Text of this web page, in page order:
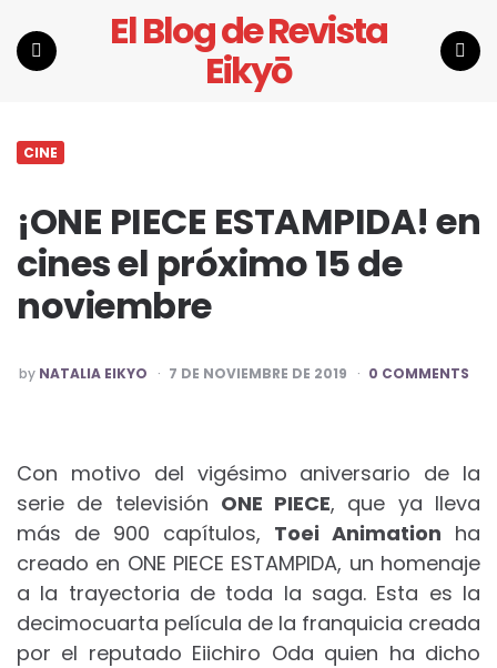
El Blog de Revista
Eikyō
CINE
¡ONE PIECE ESTAMPIDA! en
cines el próximo 15 de
noviembre
POSTED
BY
by NATALIA EIKYO 7 DE NOVIEMBRE DE 2019 0 COMMENTS
Con motivo del vigésimo aniversario de la
serie de televisión ONE PIECE, que ya lleva
más de 900 capítulos, Toei Animation ha
creado en ONE PIECE ESTAMPIDA, un homenaje
a la trayectoria de toda la saga. Esta es la
decimocuarta película de la franquicia creada
por el reputado Eiichiro Oda quien ha dicho